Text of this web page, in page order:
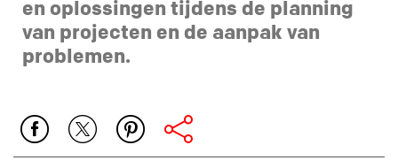
en oplossingen tijdens de planning
van projecten en de aanpak van
problemen.